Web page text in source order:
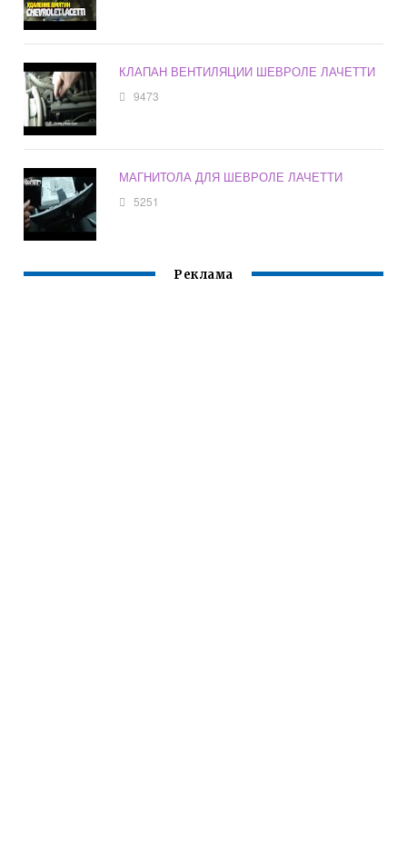
КЛАПАН ВЕНТИЛЯЦИИ ШЕВРОЛЕ ЛАЧЕТТИ
9473
МАГНИТОЛА ДЛЯ ШЕВРОЛЕ ЛАЧЕТТИ
5251
Реклама